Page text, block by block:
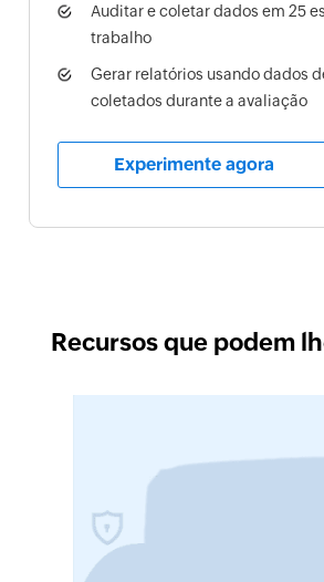
Auditar e coletar dados em 25
trabalho
Gerar relatórios usando dados
coletados durante a avaliação
Experimente agora
Recursos que podem